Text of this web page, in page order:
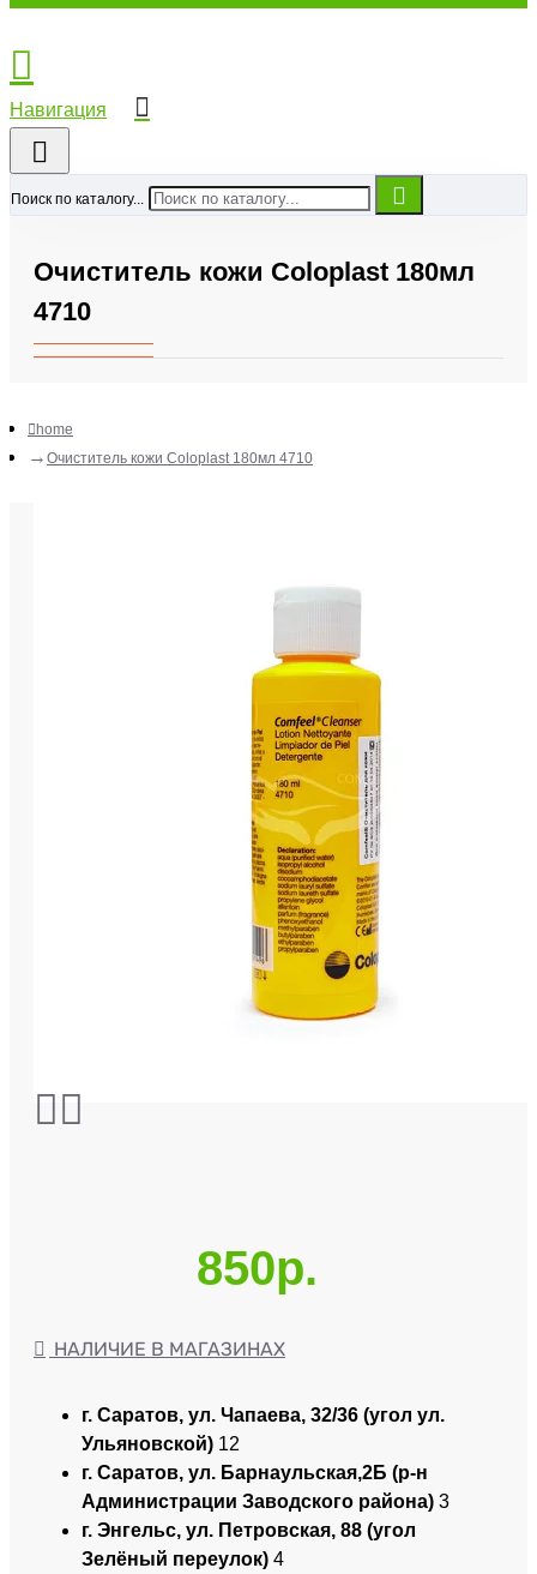
Поиск по каталогу...
Очиститель кожи Coloplast 180мл
4710
home
Очиститель кожи Coloplast 180мл 4710
850р.
НАЛИЧИЕ В МАГАЗИНАХ
г. Саратов, ул. Чапаева, 32/36 (угол ул.
Ульяновской) 12
г. Саратов, ул. Барнаульская,2Б (р-н
Администрации Заводского района) 3
г. Энгельс, ул. Петровская, 88 (угол
Зелёный переулок) 4